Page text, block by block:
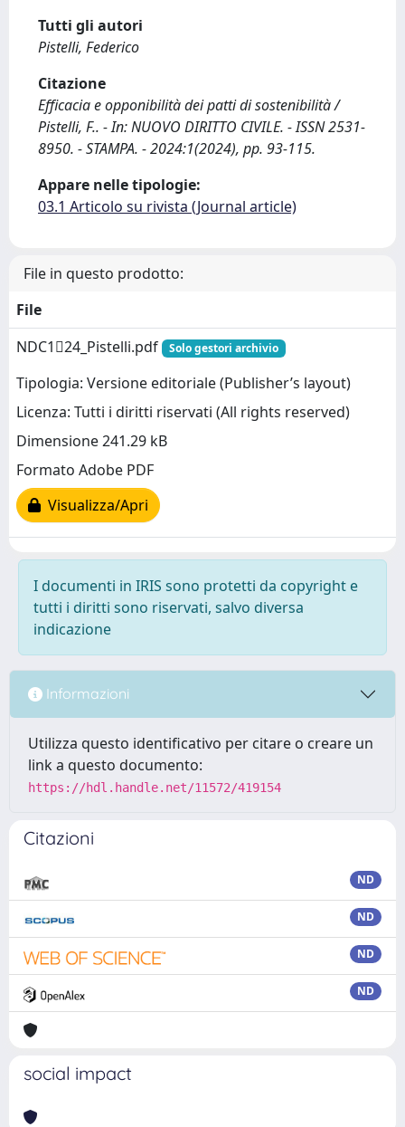
Tutti gli autori
Pistelli, Federico
Citazione
Efficacia e opponibilità dei patti di sostenibilità /
Pistelli, F.. - In: NUOVO DIRITTO CIVILE. - ISSN 2531-
8950. - STAMPA. - 2024:1(2024), pp. 93-115.
Appare nelle tipologie:
03.1 Articolo su rivista (Journal article)
File in questo prodotto:
File
NDC124_Pistelli.pdf
Solo gestori archivio
Tipologia: Versione editoriale (Publisher’s layout)
Licenza: Tutti i diritti riservati (All rights reserved)
Dimensione 241.29 kB
Formato Adobe PDF
Visualizza/Apri
I documenti in IRIS sono protetti da copyright e
tutti i diritti sono riservati, salvo diversa
indicazione
Informazioni
Utilizza questo identificativo per citare o creare un
link a questo documento:
https://hdl.handle.net/11572/419154
Citazioni
ND
ND
ND
ND
social impact